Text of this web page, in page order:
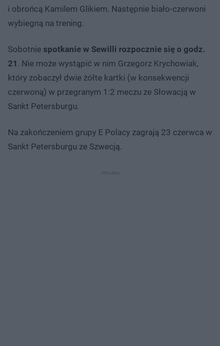
i obrońcą Kamilem Glikiem. Następnie biało-czerwoni
wybiegną na trening.
Sobotnie spotkanie w Sewilli rozpocznie się o godz.
21 . Nie może wystąpić w nim Grzegorz Krychowiak,
który zobaczył dwie żółte kartki (w konsekwencji
czerwoną) w przegranym 1:2 meczu ze Słowacją w
Sankt Petersburgu.
Na zakończeniem grupy E Polacy zagrają 23 czerwca w
Sankt Petersburgu ze Szwecją.